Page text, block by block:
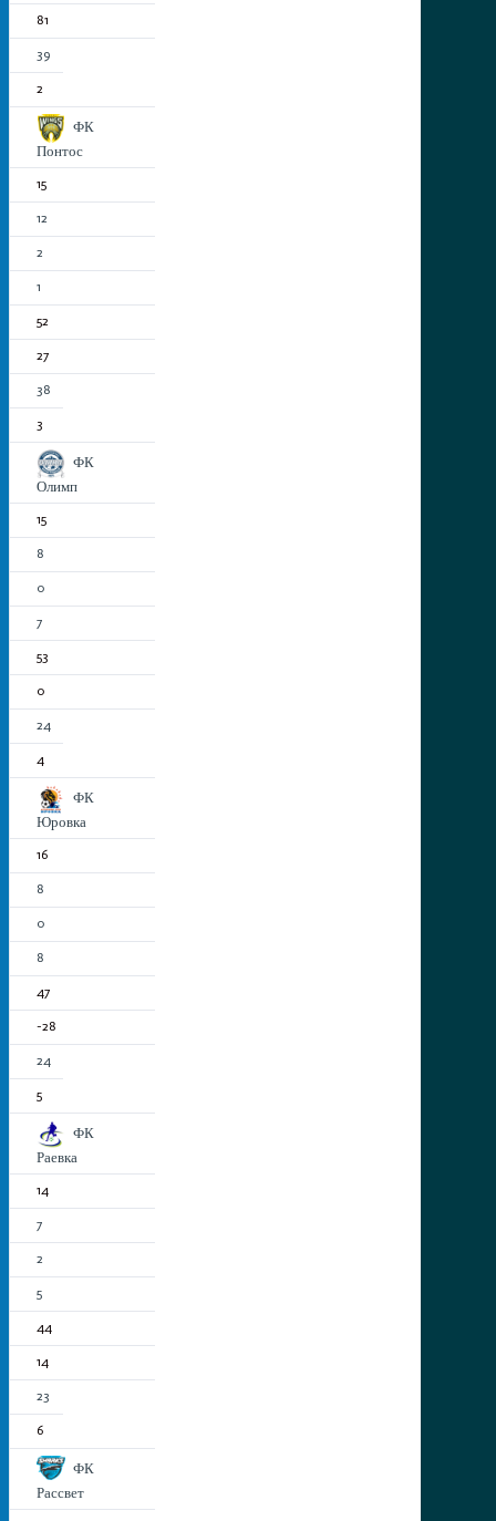
81
39
2
ФК
Понтос
15
12
2
1
52
27
38
3
ФК
Олимп
15
8
0
7
53
0
24
4
ФК
Юровка
16
8
0
8
47
-28
24
5
ФК
Раевка
14
7
2
5
44
14
23
6
ФК
Рассвет